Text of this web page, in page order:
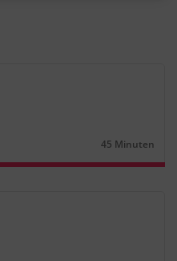
Dauer:
45 Minuten